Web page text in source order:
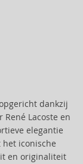
dankzij
Lacoste en
elegantie
iconische
en originaliteit